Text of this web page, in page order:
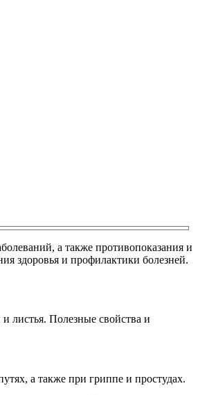
а также противопоказания и
здоровья и профилактики болезней.
листья. Полезные свойства и
а также при гриппе и простудах.